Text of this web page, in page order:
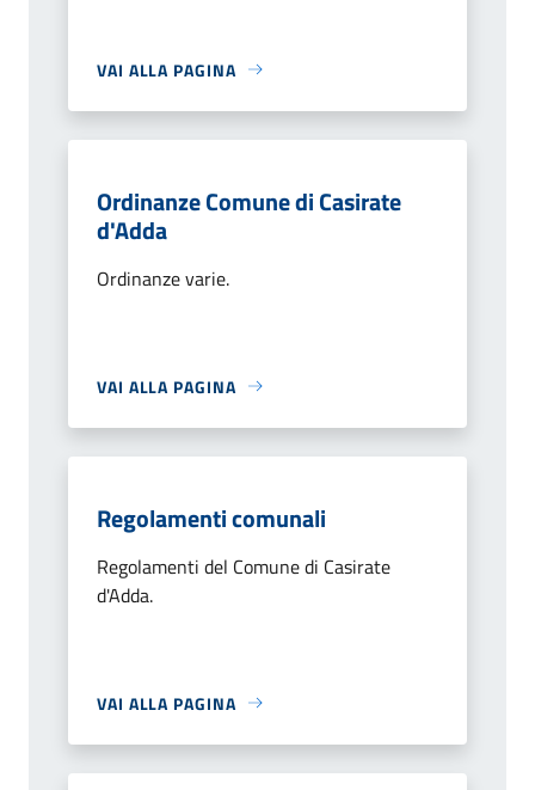
VAI ALLA PAGINA
Ordinanze Comune di Casirate
d'Adda
Ordinanze varie.
VAI ALLA PAGINA
Regolamenti comunali
Regolamenti del Comune di Casirate
d'Adda.
VAI ALLA PAGINA